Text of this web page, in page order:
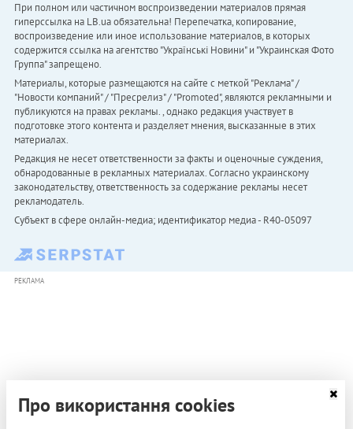
При полном или частичном воспроизведении материалов прямая
гиперссылка на LB.ua обязательна! Перепечатка, копирование,
воспроизведение или иное использование материалов, в которых
содержится ссылка на агентство "Українськi Новини" и "Украинская Фото
Группа" запрещено.
Материалы, которые размещаются на сайте с меткой "Реклама" /
"Новости компаний" / "Пресрелиз" / "Promoted", являются рекламными и
публикуются на правах рекламы. , однако редакция участвует в
подготовке этого контента и разделяет мнения, высказанные в этих
материалах.
Редакция не несет ответственности за факты и оценочные суждения,
обнародованные в рекламных материалах. Согласно украинскому
законодательству, ответственность за содержание рекламы несет
рекламодатель.
Субъект в сфере онлайн-медиа; идентификатор медиа - R40-05097
РЕКЛАМА
Про використання cookies